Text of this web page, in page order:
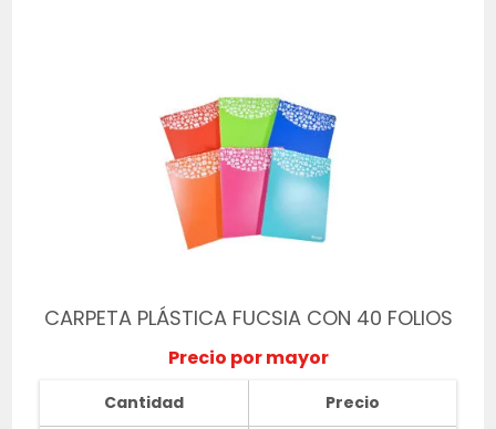
CARPETA PLÁSTICA FUCSIA CON 40 FOLIOS
Precio por mayor
Cantidad Precio